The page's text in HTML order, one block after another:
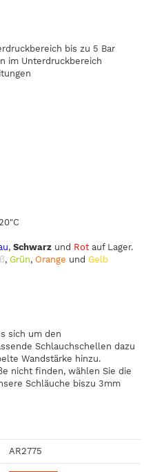
bis zu 5 Bar
im Unterdruckbereich
, Schwarz und Rot auf Lager.
, Grün, Orange und Gelb
sich um den
Schlauchschellen dazu
Wandstärke hinzu.
nicht finden, wählen Sie die
Schläuche biszu 3mm
AR2775